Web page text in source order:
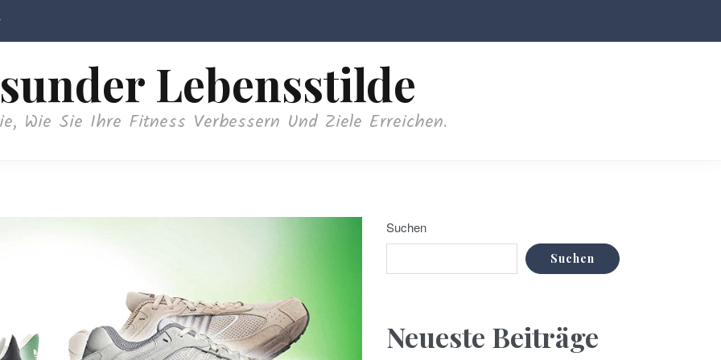
Lebensstilde
Wie Sie Ihre Fitness Verbessern Und Ziele Erreichen.
Suchen
Suchen
Neueste Beiträge